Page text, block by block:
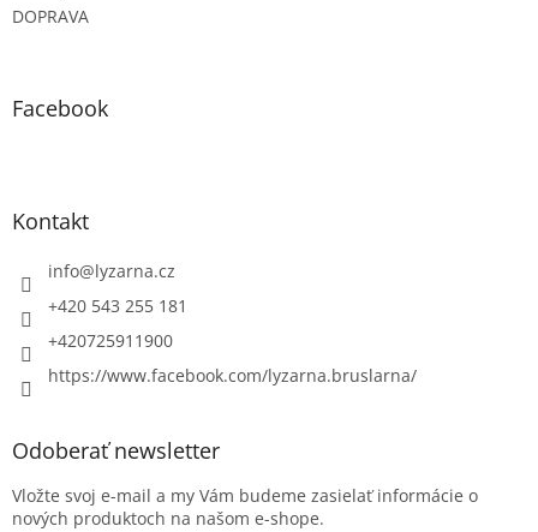
DOPRAVA
Facebook
Kontakt
info@lyzarna.cz
+420 543 255 181
+420725911900
https://www.facebook.com/lyzarna.bruslarna/
Odoberať newsletter
Vložte svoj e-mail a my Vám budeme zasielať informácie o
nových produktoch na našom e-shope.